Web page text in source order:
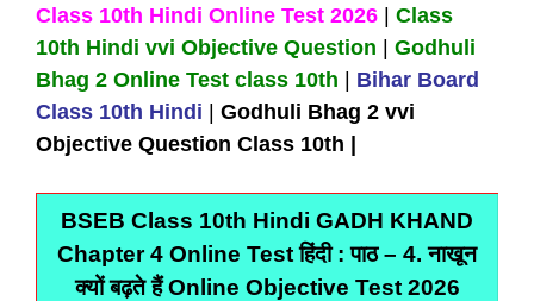
Class 10th Hindi Online Test 2026
Class
10th Hindi vvi Objective Question
Godhuli
Bhag 2 Online Test class 10th
Bihar Board
Class 10th Hindi
Godhuli Bhag 2 vvi
Objective Question Class 10th |
BSEB Class 10th Hindi GADH KHAND
Chapter 4 Online Test हिंदी : पाठ – 4. नाखून
क्यों बढ़ते हैं Online Objective Test 2026